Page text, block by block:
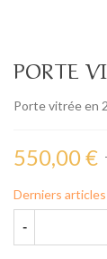
PORTE
Porte vitrée en
550,00 €
Derniers
-